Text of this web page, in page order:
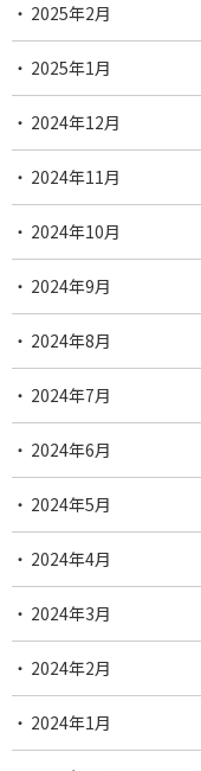
2025年2月
2025年1月
2024年12月
2024年11月
2024年10月
2024年9月
2024年8月
2024年7月
2024年6月
2024年5月
2024年4月
2024年3月
2024年2月
2024年1月